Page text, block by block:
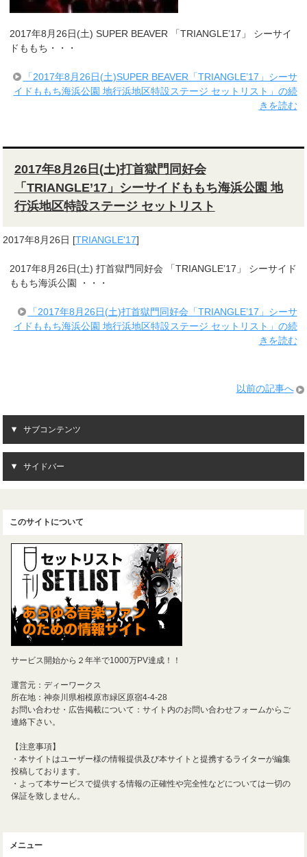
2017年8月26日(土) SUPER BEAVER 「TRIANGLE’17」 シーサイ
ドももち・・・
「2017年8月26日(土)SUPER BEAVER「TRIANGLE’17」シーサ
イドももち海浜公園 地行浜地区特設ステージ セットリスト」の続
きを読む
2017年8月26日(土)打首獄門同好会
「TRIANGLE’17」シーサイドももち海浜公園 地
行浜地区特設ステージ セットリスト
2017年8月26日 [TRIANGLE'17]
2017年8月26日(土) 打首獄門同好会 「TRIANGLE’17」 シーサイド
ももち海浜公園 ・・・
「2017年8月26日(土)打首獄門同好会「TRIANGLE’17」シーサ
イドももち海浜公園 地行浜地区特設ステージ セットリスト」の続
きを読む
以前の記事へ
サブコンテンツ
サイドバー
このサイトについて
サービス開始から２年半で1000万PV達成！！
運営元：ディーワークス
所在地：神奈川県相模原市緑区原宿4-4-28
お問い合わせ・広告掲載について：サイト内のお問い合わせフォームからご
連絡下さい。
【注意事項】
・本サイトはユーザー様の情報提供及び本サイトと提携するライターが編集
投稿しております。
・よって本サービスで提供する情報の正確性や完全性などについては一切の
保証を致しません。
メニュー